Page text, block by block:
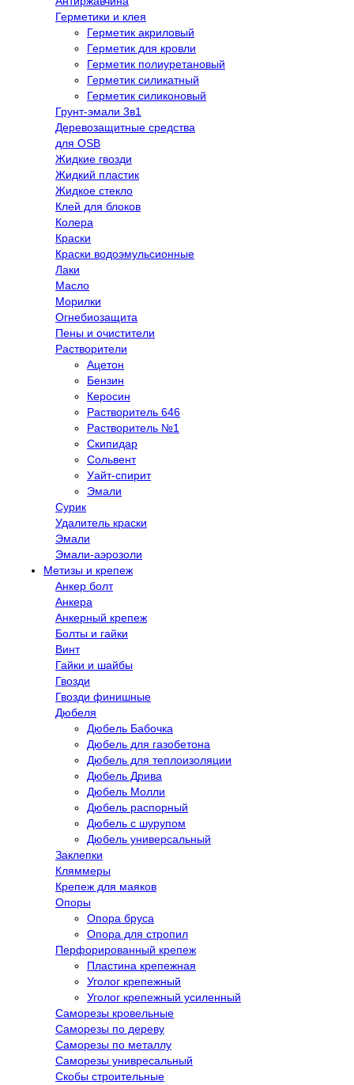
Герметики и клея
Герметик акриловый
Герметик для кровли
Герметик полиуретановый
Герметик силикатный
Герметик силиконовый
Грунт-эмали 3в1
Деревозащитные средства
для OSB
Жидкие гвозди
Жидкий пластик
Жидкое стекло
Клей для блоков
Колера
Краски
Краски водоэмульсионные
Лаки
Масло
Морилки
Огнебиозащита
Пены и очистители
Растворители
Ацетон
Бензин
Керосин
Растворитель 646
Растворитель №1
Скипидар
Сольвент
Уайт-спирит
Эмали
Сурик
Удалитель краски
Эмали
Эмали-аэрозоли
Метизы и крепеж
Анкер болт
Анкера
Анкерный крепеж
Болты и гайки
Винт
Гайки и шайбы
Гвозди
Гвозди финишные
Дюбеля
Дюбель Бабочка
Дюбель для газобетона
Дюбель для теплоизоляции
Дюбель Дрива
Дюбель Молли
Дюбель распорный
Дюбель с шурупом
Дюбель универсальный
Заклепки
Кляммеры
Крепеж для маяков
Опоры
Опора бруса
Опора для стропил
Перфорированный крепеж
Пластина крепежная
Уголог крепежный
Уголог крепежный усиленный
Саморезы кровельные
Саморезы по дереву
Саморезы по металлу
Саморезы унивресальный
Скобы строительные